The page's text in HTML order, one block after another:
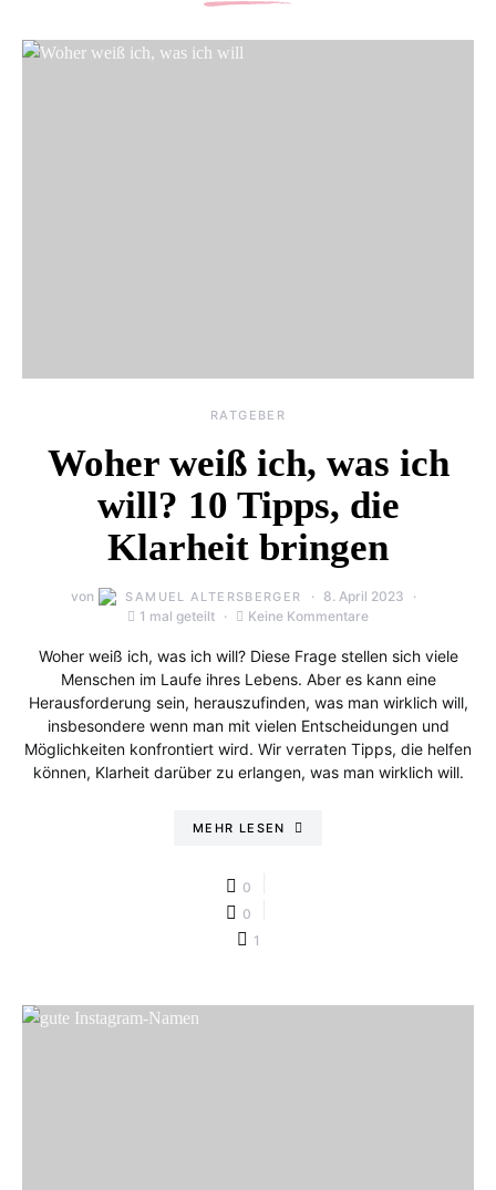
RATGEBER
Woher weiß ich, was ich
will? 10 Tipps, die
Klarheit bringen
von SAMUEL ALTERSBERGER
8. April 2023
1 mal geteilt
Keine Kommentare
Woher weiß ich, was ich will? Diese Frage stellen sich viele
Menschen im Laufe ihres Lebens. Aber es kann eine
Herausforderung sein, herauszufinden, was man wirklich will,
insbesondere wenn man mit vielen Entscheidungen und
Möglichkeiten konfrontiert wird. Wir verraten Tipps, die helfen
können, Klarheit darüber zu erlangen, was man wirklich will.
MEHR LESEN
0
0
1